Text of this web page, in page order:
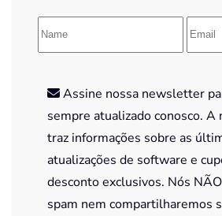
Assine nossa newsletter
sempre atualizado conosco.
traz informações sobre as
atualizações de software e
desconto exclusivos. Nós
spam nem compartilharemos